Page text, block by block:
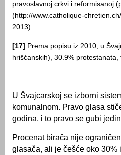
pravoslavnoj crkvi i reformisanoj
(http://www.catholique-
2013).
[17] Prema popisu iz 2010, u
hrišćanskih), 30.9%
U Švajcarskoj se izborni
komunalnom. Pravo glasa
godina, i to pravo se gubi
Procenat birača nije
glasača, ali je češće oko